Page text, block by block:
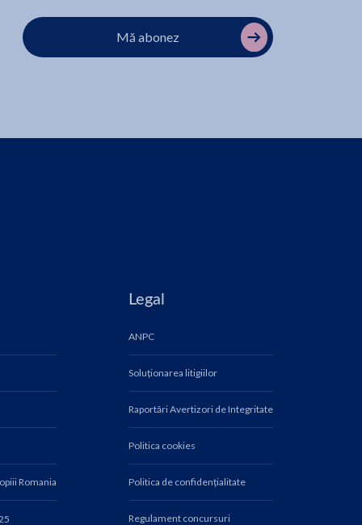
Mă abonez
Romania
Legal
ANPC
Soluționarea litigiilor
Raportări Avertizori de Integritate
Politica cookies
Politica de confidențialitate
Regulament concursuri